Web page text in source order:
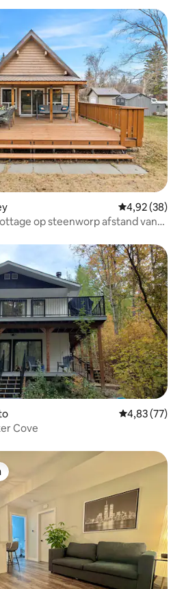
Gemiddelde
4,92 (38)
op steenworp afstand van
Gemiddelde
4,83 (77)
Cove